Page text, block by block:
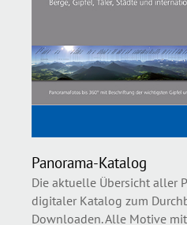
Panorama-Katalog
Die aktuelle Übersicht aller
digitaler Katalog zum
Downloaden. Alle Motive